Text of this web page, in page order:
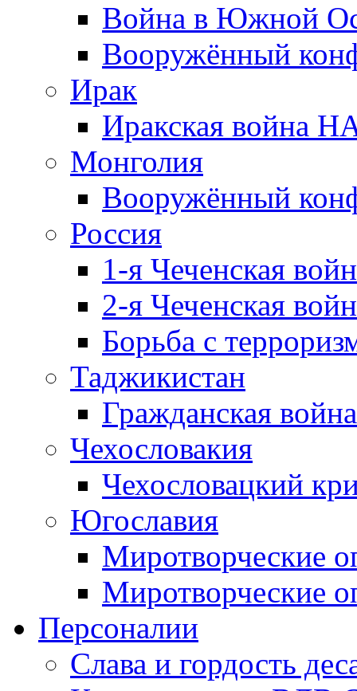
Война в Южной
Вооружённый
Ирак
Иракская война
Монголия
Вооружённый
Россия
1-я Чеченская
2-я Чеченская
Борьба с
Таджикистан
Гражданская
Чехословакия
Чехословацкий
Югославия
Миротворческие
Миротворческие
Персоналии
Слава и гордость